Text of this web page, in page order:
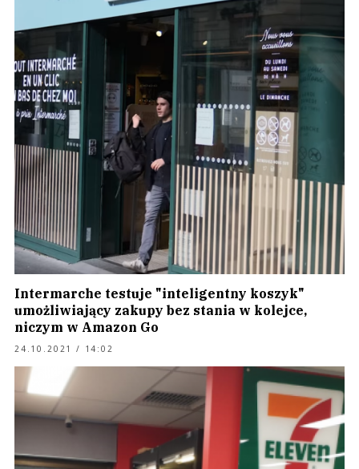
Intermarche testuje "inteligentny koszyk"
umożliwiający zakupy bez stania w kolejce,
niczym w Amazon Go
24.10.2021 / 14:02